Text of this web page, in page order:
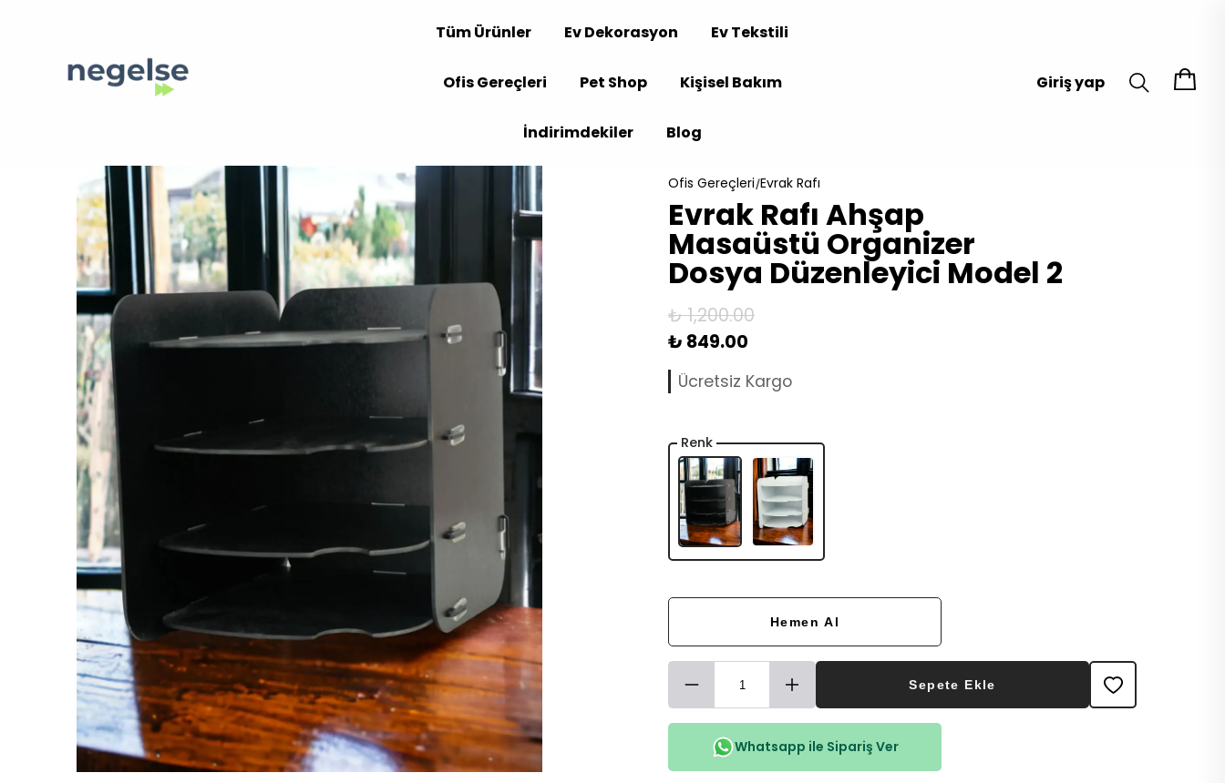
Tüm Ürünler Ev Dekorasyon Ev Tekstili
Ofis Gereçleri Pet Shop Kişisel Bakım
İndirimdekiler Blog
Giriş yap
Ofis Gereçleri Evrak Rafı
Evrak Rafı Ahşap
Masaüstü Organizer
Dosya Düzenleyici Model 2
₺ 1,200.00
₺ 849.00
Ücretsiz Kargo
Renk
Hemen Al
Sepete Ekle
Whatsapp ile Sipariş Ver